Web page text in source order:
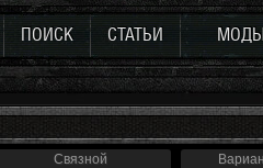
ПОИСК СТАТЬИ МОДЫ
Связной